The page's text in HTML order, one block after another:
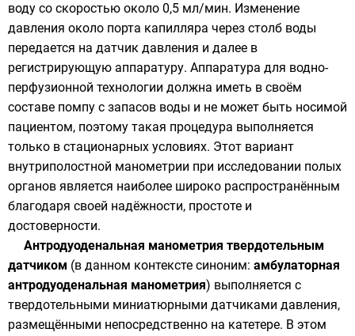
воду со скоростью около 0,5 мл/мин. Изменение
давления около порта капилляра через столб воды
передается на датчик давления и далее в
регистрирующую аппаратуру. Аппаратура для водно-
перфузионной технологии должна иметь в своём
составе помпу с запасов воды и не может быть носимой
пациентом, поэтому такая процедура выполняется
только в стационарных условиях. Этот вариант
внутриполостной манометрии при исследовании полых
органов является наиболее широко распространённым
благодаря своей надёжности, простоте и
достоверности.
Антродуоденальная манометрия твердотельным
датчиком (в данном контексте синоним: амбулаторная
антродуоденальная манометрия) выполняется с
твердотельными миниатюрными датчиками давления,
размещёнными непосредственно на катетере. В этом